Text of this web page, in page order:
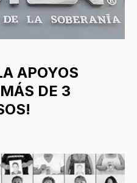
APOYOS
DE 3